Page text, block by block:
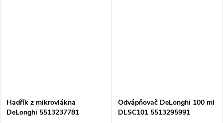
Hadřík z mikrovlákna
DeLonghi 5513237781
Odvápňovač DeLonghi 100 ml
DLSC101 5513295991